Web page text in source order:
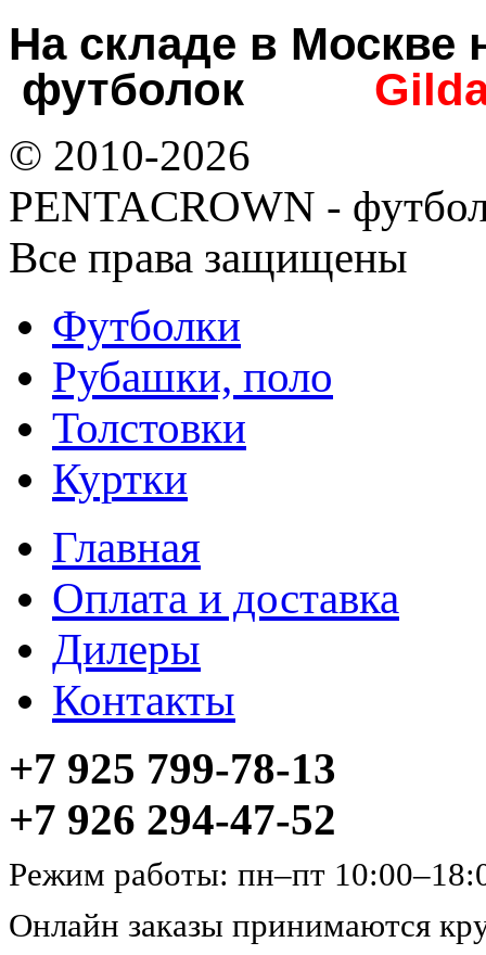
На складе в
футболок
© 2010-2026
PENTACROWN -
Все права защищены
Футболки
Рубашки, поло
Толстовки
Куртки
Главная
Оплата и доставка
Дилеры
Контакты
+7 925 799-78-13
+7 926 294-47-52
Режим работы: пн–пт
Онлайн заказы принимаются